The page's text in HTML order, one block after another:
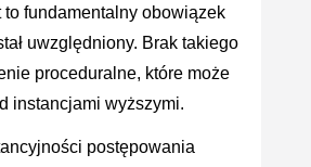
to fundamentalny obowiązek
uwzględniony. Brak takiego
proceduralne, które może
instancjami wyższymi.
postępowania